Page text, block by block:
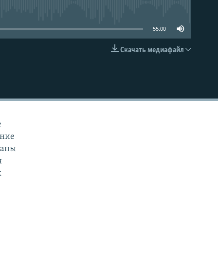
EMBED
55:00
Скачать медиафайл